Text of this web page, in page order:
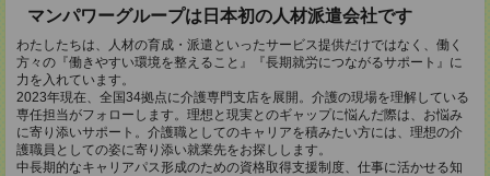
マンパワーグループは日本初の人材派遣会社です
わたしたちは、人材の育成・派遣といったサービス提供だけではなく、働く
方々の『働きやすい環境を整えること』『長期就労につながるサポート』に
力を入れています。
2023年現在、全国34拠点に介護専門支店を展開。介護の現場を理解している
専任担当がフォローします。理想と現実とのギャップに悩んだ際は、お悩み
に寄り添いサポート。介護職としてのキャリアを積みたい方には、理想の介
護職員としての姿に寄り添い就業先をお探しします。
中長期的なキャリアパス形成のための資格取得支援制度、仕事に活かせる知